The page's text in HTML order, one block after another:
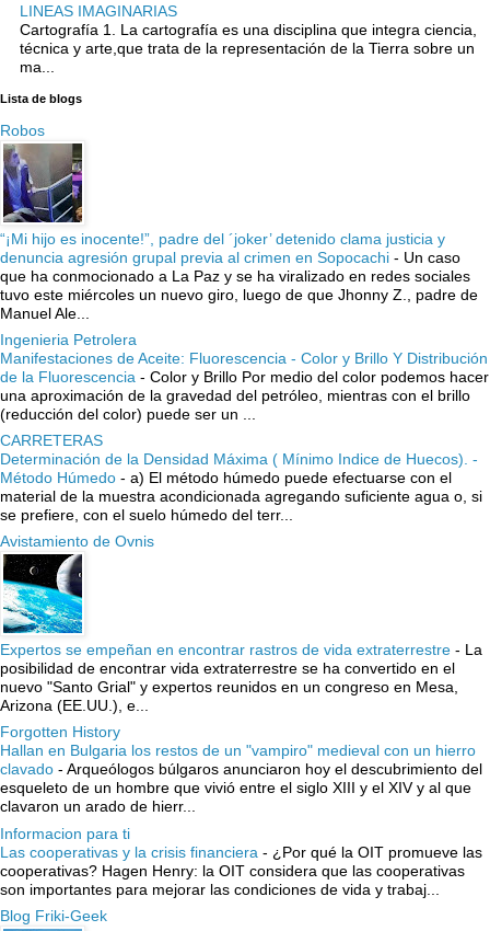
LINEAS IMAGINARIAS
Cartografía 1. La cartografía es una disciplina que integra ciencia,
técnica y arte,que trata de la representación de la Tierra sobre un
ma...
Lista de blogs
Robos
“¡Mi hijo es inocente!”, padre del ´joker’ detenido clama justicia y
denuncia agresión grupal previa al crimen en Sopocachi - Un caso
que ha conmocionado a La Paz y se ha viralizado en redes sociales
tuvo este miércoles un nuevo giro, luego de que Jhonny Z., padre de
Manuel Ale...
Ingenieria Petrolera
Manifestaciones de Aceite: Fluorescencia - Color y Brillo Y Distribución
de la Fluorescencia - Color y Brillo Por medio del color podemos hacer
una aproximación de la gravedad del petróleo, mientras con el brillo
(reducción del color) puede ser un ...
CARRETERAS
Determinación de la Densidad Máxima ( Mínimo Indice de Huecos). -
Método Húmedo - a) El método húmedo puede efectuarse con el
material de la muestra acondicionada agregando suficiente agua o, si
se prefiere, con el suelo húmedo del terr...
Avistamiento de Ovnis
Expertos se empeñan en encontrar rastros de vida extraterrestre - La
posibilidad de encontrar vida extraterrestre se ha convertido en el
nuevo "Santo Grial" y expertos reunidos en un congreso en Mesa,
Arizona (EE.UU.), e...
Forgotten History
Hallan en Bulgaria los restos de un "vampiro" medieval con un hierro
clavado - Arqueólogos búlgaros anunciaron hoy el descubrimiento del
esqueleto de un hombre que vivió entre el siglo XIII y el XIV y al que
clavaron un arado de hierr...
Informacion para ti
Las cooperativas y la crisis financiera - ¿Por qué la OIT promueve las
cooperativas? Hagen Henry: la OIT considera que las cooperativas
son importantes para mejorar las condiciones de vida y trabaj...
Blog Friki-Geek